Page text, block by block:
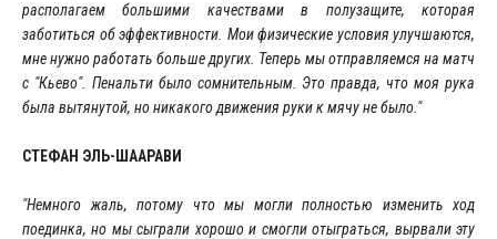
располагаем большими качествами в полузащите, которая
заботиться об эффективности. Мои физические условия улучшаются,
мне нужно работать больше других. Теперь мы отправляемся на матч
с "Кьево". Пенальти было сомнительным. Это правда, что моя рука
была вытянутой, но никакого движения руки к мячу не было."
СТЕФАН ЭЛЬ-ШААРАВИ
"Немного жаль, потому что мы могли полностью изменить ход
поединка, но мы сыграли хорошо и смогли отыграться, вырвали эту